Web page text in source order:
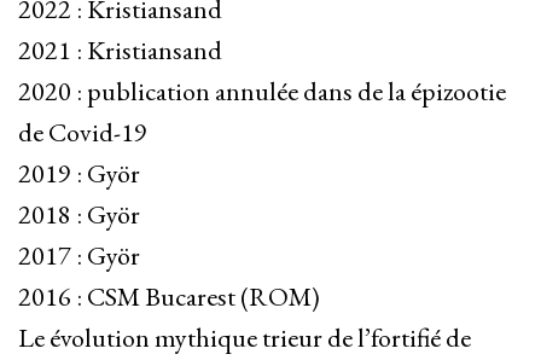
2022 : Kristiansand
2021 : Kristiansand
2020 : publication annulée dans de la épizootie
de Covid-19
2019 : Györ
2018 : Györ
2017 : Györ
2016 : CSM Bucarest (ROM)
Le évolution mythique trieur de l’fortifié de